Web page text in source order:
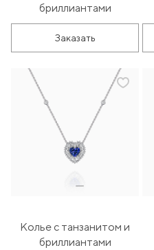
бриллиантами
Заказать
Колье с танзанитом и
бриллиантами